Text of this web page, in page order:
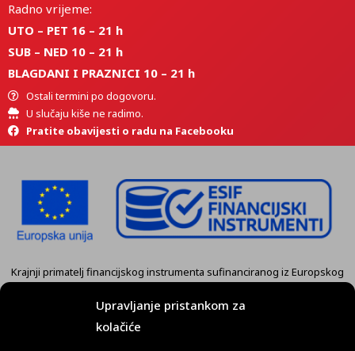
Upravljanje pristankom za
kolačiće
Radno vrijeme:
UTO – PET 16 – 21 h
SUB – NED 10 – 21 h
BLAGDANI I PRAZNICI 10 – 21 h
Ostali termini po dogovoru.
U slučaju kiše ne radimo.
Pratite obavijesti o radu na Facebooku
Krajnji primatelj financijskog instrumenta sufinanciranog iz Europskog
fonda za regionalni razvoj u sklopu Operativnog programa
„Konkurentnost i kohezija” je tvrtkaKART GRUPA d.o.o. Koprivnica.